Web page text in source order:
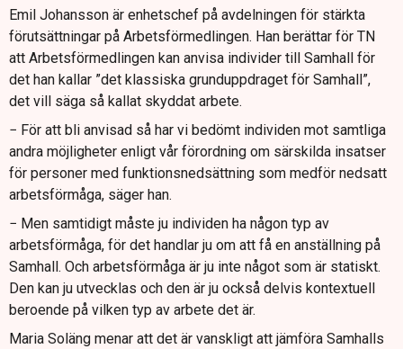
Emil Johansson är enhetschef på avdelningen för stärkta
förutsättningar på Arbetsförmedlingen. Han berättar för TN
att Arbetsförmedlingen kan anvisa individer till Samhall för
det han kallar ”det klassiska grunduppdraget för Samhall”,
det vill säga så kallat skyddat arbete.
− För att bli anvisad så har vi bedömt individen mot samtliga
andra möjligheter enligt vår förordning om särskilda insatser
för personer med funktionsnedsättning som medför nedsatt
arbetsförmåga, säger han.
− Men samtidigt måste ju individen ha någon typ av
arbetsförmåga, för det handlar ju om att få en anställning på
Samhall. Och arbetsförmåga är ju inte något som är statiskt.
Den kan ju utvecklas och den är ju också delvis kontextuell
beroende på vilken typ av arbete det är.
Maria Soläng menar att det är vanskligt att jämföra Samhalls